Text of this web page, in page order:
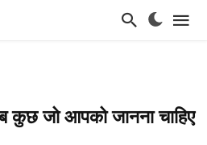
जो आपको जानना चाहिए